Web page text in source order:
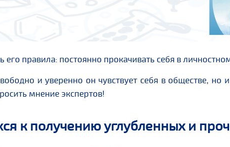
правила: постоянно прокачивать себя в
и уверенно он чувствует себя в обществе, но
мнение экспертов!
к получению углубленных и